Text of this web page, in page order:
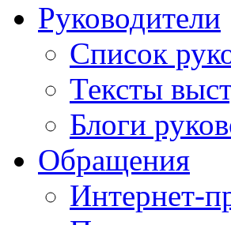
Руководители
Список
Тексты
Блоги
Обращения
Интернет-